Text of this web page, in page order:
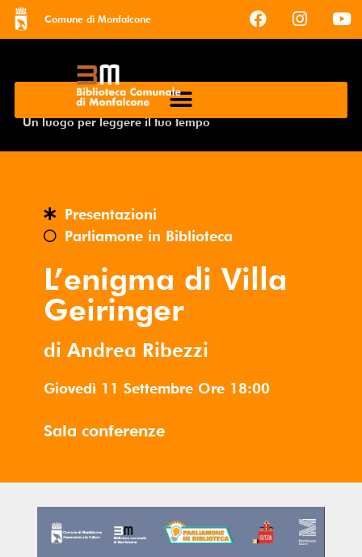
Comune di Monfalcone
Un luogo per leggere il tuo tempo
Presentazioni
Parliamone in Biblioteca
L’enigma di Villa
Geiringer
di Andrea Ribezzi
Giovedì 11 Settembre Ore 18:00
Sala conferenze